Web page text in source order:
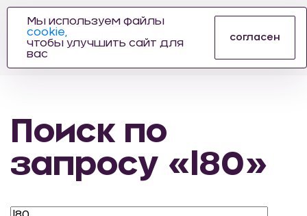
АВТОЗАПЧАСТЕЙ
Поиск по
запросу «l80»
Мы используем файлы
cookie,
чтобы улучшить сайт для
вас
согласен